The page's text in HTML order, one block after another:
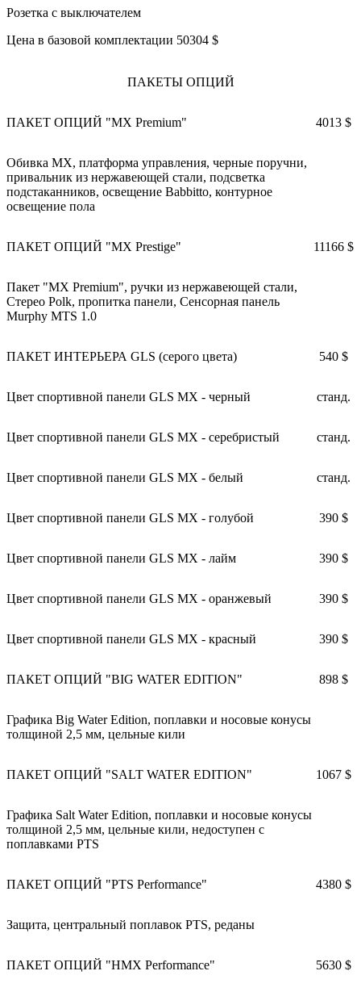
Розетка с выключателем
Цена в базовой комплектации 50304 $
ПАКЕТЫ ОПЦИЙ
ПАКЕТ ОПЦИЙ "MX Premium" 4013 $
Обивка MX, платформа управления, черные поручни,
привальник из нержавеющей стали, подсветка
подстаканников, освещение Babbitto, контурное
освещение пола
ПАКЕТ ОПЦИЙ "MX Prestige" 11166 $
Пакет "MX Premium", ручки из нержавеющей стали,
Стерео Polk, пропитка панели, Сенсорная панель
Murphy MTS 1.0
ПАКЕТ ИНТЕРЬЕРА GLS (серого цвета) 540 $
Цвет спортивной панели GLS MX - черный станд.
Цвет спортивной панели GLS MX - серебристый станд.
Цвет спортивной панели GLS MX - белый станд.
Цвет спортивной панели GLS MX - голубой 390 $
Цвет спортивной панели GLS MX - лайм 390 $
Цвет спортивной панели GLS MX - оранжевый 390 $
Цвет спортивной панели GLS MX - красный 390 $
ПАКЕТ ОПЦИЙ "BIG WATER EDITION" 898 $
Графика Big Water Edition, поплавки и носовые конусы
толщиной 2,5 мм, цельные кили
ПАКЕТ ОПЦИЙ "SALT WATER EDITION" 1067 $
Графика Salt Water Edition, поплавки и носовые конусы
толщиной 2,5 мм, цельные кили, недоступен с
поплавками PTS
ПАКЕТ ОПЦИЙ "PTS Performance" 4380 $
Защита, центральный поплавок PTS, реданы
ПАКЕТ ОПЦИЙ "HMX Performance" 5630 $